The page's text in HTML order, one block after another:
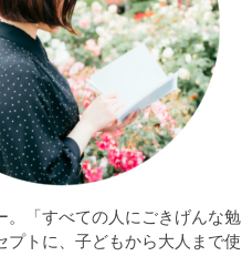
。「すべての人にごきげんな勉
プトに、子どもから大人まで使